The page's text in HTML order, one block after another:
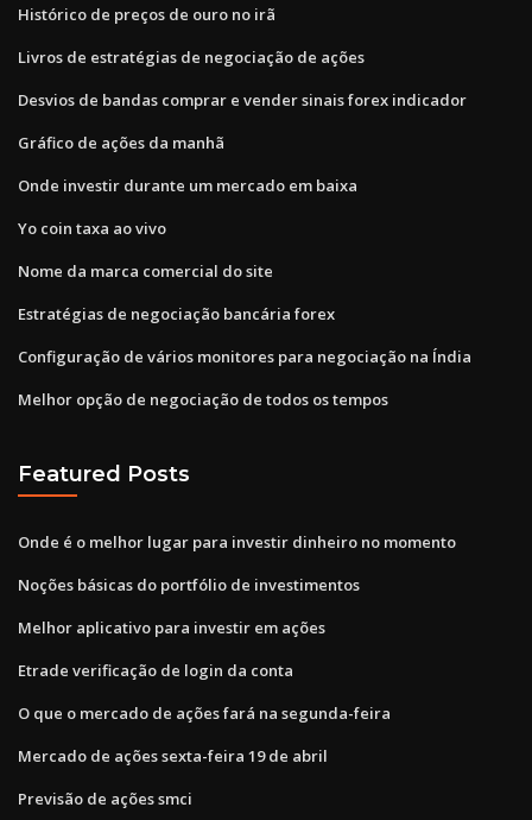
Histórico de preços de ouro no irã
Livros de estratégias de negociação de ações
Desvios de bandas comprar e vender sinais forex indicador
Gráfico de ações da manhã
Onde investir durante um mercado em baixa
Yo coin taxa ao vivo
Nome da marca comercial do site
Estratégias de negociação bancária forex
Configuração de vários monitores para negociação na Índia
Melhor opção de negociação de todos os tempos
Featured Posts
Onde é o melhor lugar para investir dinheiro no momento
Noções básicas do portfólio de investimentos
Melhor aplicativo para investir em ações
Etrade verificação de login da conta
O que o mercado de ações fará na segunda-feira
Mercado de ações sexta-feira 19 de abril
Previsão de ações smci